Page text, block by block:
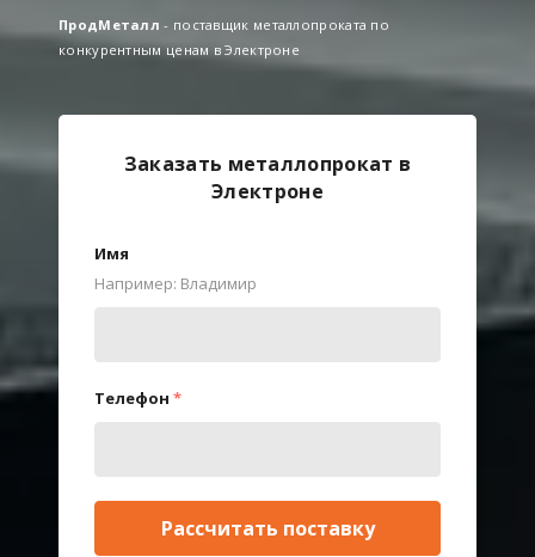
ПродМеталл - поставщик металлопроката по
конкурентным ценам в Электроне
Заказать металлопрокат в
Электроне
Имя
Например: Владимир
Телефон *
Рассчитать поставку